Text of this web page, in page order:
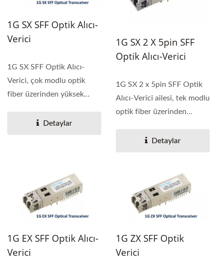
1G SX SFF Optik Alıcı-
Verici
1G SX SFF Optik Alıcı-
Verici, çok modlu optik
fiber üzerinden yüksek
Detaylar
1G SX 2 X 5pin SFF
Optik Alıcı-Verici
1G SX 2 x 5pin SFF Optik
Alıcı-Verici ailesi, tek modlu
optik fiber üzerinden
Detaylar
1G EX SFF Optik Alıcı-
Verici
1G ZX SFF Optik
Verici